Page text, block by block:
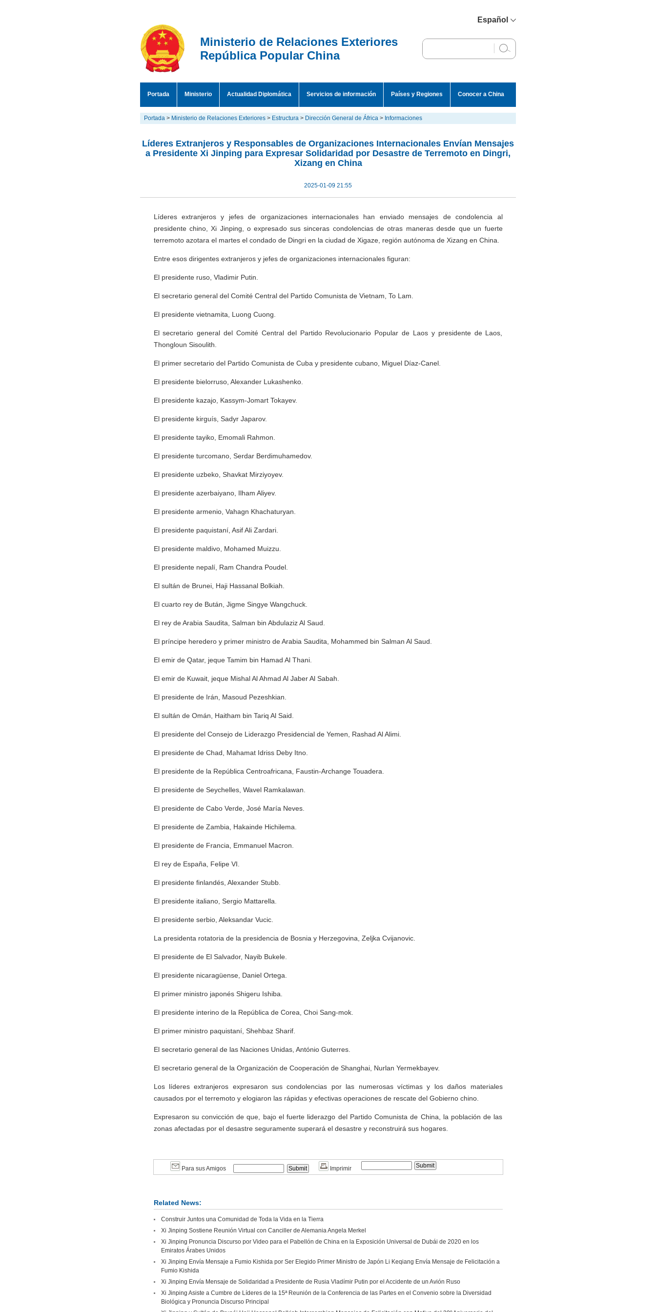
Español
English
Ministerio de Relaciones Exteriores
República Popular China
Portada Ministerio Actualidad Diplomática Servicios de información Países y Regiones Conocer a China
Portada > Ministerio de Relaciones Exteriores > Estructura > Dirección General de África > Informaciones
Líderes Extranjeros y Responsables de Organizaciones Internacionales Envían Mensajes
a Presidente Xi Jinping para Expresar Solidaridad por Desastre de Terremoto en Dingri,
Xizang en China
2025-01-09 21:55
Líderes extranjeros y jefes de organizaciones internacionales han enviado mensajes de condolencia al
presidente chino, Xi Jinping, o expresado sus sinceras condolencias de otras maneras desde que un fuerte
terremoto azotara el martes el condado de Dingri en la ciudad de Xigaze, región autónoma de Xizang en China.
Entre esos dirigentes extranjeros y jefes de organizaciones internacionales figuran:
El presidente ruso, Vladimir Putin.
El secretario general del Comité Central del Partido Comunista de Vietnam, To Lam.
El presidente vietnamita, Luong Cuong.
El secretario general del Comité Central del Partido Revolucionario Popular de Laos y presidente de Laos,
Thongloun Sisoulith.
El primer secretario del Partido Comunista de Cuba y presidente cubano, Miguel Díaz-Canel.
El presidente bielorruso, Alexander Lukashenko.
El presidente kazajo, Kassym-Jomart Tokayev.
El presidente kirguís, Sadyr Japarov.
El presidente tayiko, Emomali Rahmon.
El presidente turcomano, Serdar Berdimuhamedov.
El presidente uzbeko, Shavkat Mirziyoyev.
El presidente azerbaiyano, Ilham Aliyev.
El presidente armenio, Vahagn Khachaturyan.
El presidente paquistaní, Asif Ali Zardari.
El presidente maldivo, Mohamed Muizzu.
El presidente nepalí, Ram Chandra Poudel.
El sultán de Brunei, Haji Hassanal Bolkiah.
El cuarto rey de Bután, Jigme Singye Wangchuck.
El rey de Arabia Saudita, Salman bin Abdulaziz Al Saud.
El príncipe heredero y primer ministro de Arabia Saudita, Mohammed bin Salman Al Saud.
El emir de Qatar, jeque Tamim bin Hamad Al Thani.
El emir de Kuwait, jeque Mishal Al Ahmad Al Jaber Al Sabah.
El presidente de Irán, Masoud Pezeshkian.
El sultán de Omán, Haitham bin Tariq Al Said.
El presidente del Consejo de Liderazgo Presidencial de Yemen, Rashad Al Alimi.
El presidente de Chad, Mahamat Idriss Deby Itno.
El presidente de la República Centroafricana, Faustin-Archange Touadera.
El presidente de Seychelles, Wavel Ramkalawan.
El presidente de Cabo Verde, José María Neves.
El presidente de Zambia, Hakainde Hichilema.
El presidente de Francia, Emmanuel Macron.
El rey de España, Felipe VI.
El presidente finlandés, Alexander Stubb.
El presidente italiano, Sergio Mattarella.
El presidente serbio, Aleksandar Vucic.
La presidenta rotatoria de la presidencia de Bosnia y Herzegovina, Zeljka Cvijanovic.
El presidente de El Salvador, Nayib Bukele.
El presidente nicaragüense, Daniel Ortega.
El primer ministro japonés Shigeru Ishiba.
El presidente interino de la República de Corea, Choi Sang-mok.
El primer ministro paquistaní, Shehbaz Sharif.
El secretario general de las Naciones Unidas, António Guterres.
El secretario general de la Organización de Cooperación de Shanghai, Nurlan Yermekbayev.
Los líderes extranjeros expresaron sus condolencias por las numerosas víctimas y los daños materiales
causados por el terremoto y elogiaron las rápidas y efectivas operaciones de rescate del Gobierno chino.
Expresaron su convicción de que, bajo el fuerte liderazgo del Partido Comunista de China, la población de las
zonas afectadas por el desastre seguramente superará el desastre y reconstruirá sus hogares.
Para sus Amigos Imprimir
Related News:
Construir Juntos una Comunidad de Toda la Vida en la Tierra
Xi Jinping Sostiene Reunión Virtual con Canciller de Alemania Angela Merkel
Xi Jinping Pronuncia Discurso por Video para el Pabellón de China en la Exposición Universal de Dubái de 2020 en los
Emiratos Árabes Unidos
Xi Jinping Envía Mensaje a Fumio Kishida por Ser Elegido Primer Ministro de Japón Li Keqiang Envía Mensaje de Felicitación a
Fumio Kishida
Xi Jinping Envía Mensaje de Solidaridad a Presidente de Rusia Vladímir Putin por el Accidente de un Avión Ruso
Xi Jinping Asiste a Cumbre de Líderes de la 15ª Reunión de la Conferencia de las Partes en el Convenio sobre la Diversidad
Biológica y Pronuncia Discurso Principal